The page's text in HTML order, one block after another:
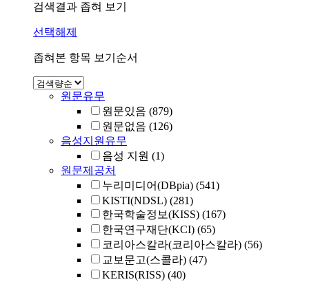
검색결과 좁혀 보기
선택해제
좁혀본 항목 보기순서
원문유무
원문있음 (879)
원문없음 (126)
음성지원유무
음성 지원 (1)
원문제공처
누리미디어(DBpia) (541)
KISTI(NDSL) (281)
한국학술정보(KISS) (167)
한국연구재단(KCI) (65)
코리아스칼라(코리아스칼라) (56)
교보문고(스콜라) (47)
KERIS(RISS) (40)